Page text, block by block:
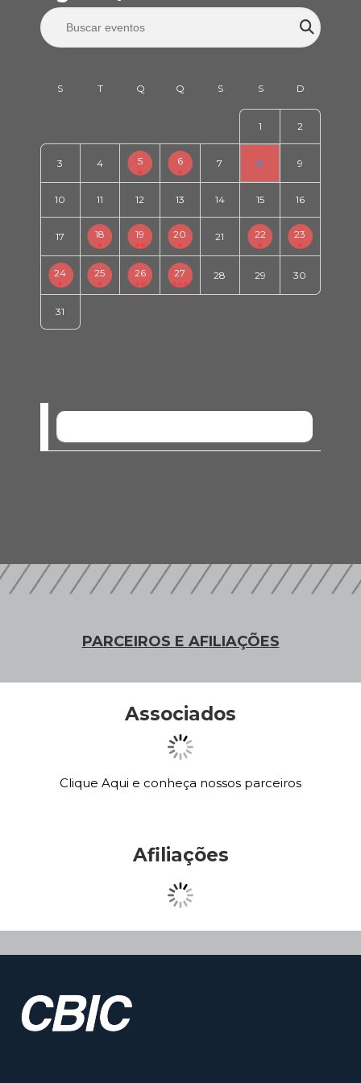
1 2
3 4 5 6 7 8 9
10 11 12 13 14 15 16
17 18 19 20 21 22 23
24 25 26 27 28 29 30
31
PARCEIROS E AFILIAÇÕES
Associados
Clique Aqui e conheça nossos parceiros
Afiliações